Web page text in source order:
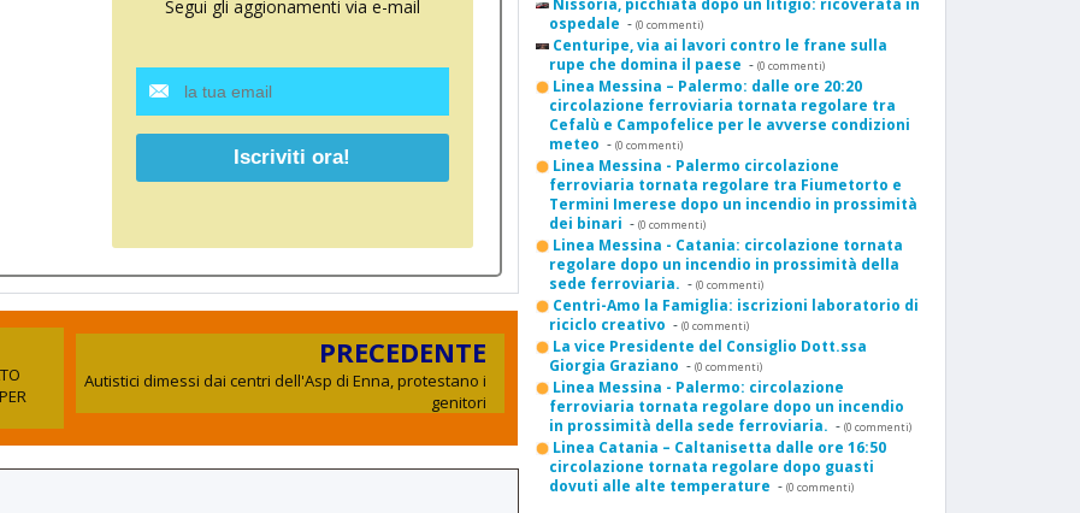
Segui gli aggionamenti via e-mail
PRECEDENTE
Autistici dimessi dai centri dell'Asp di Enna, protestano i
genitori
Nissoria, picchiata dopo un litigio: ricoverata in
ospedale - (0 commenti)
Centuripe, via ai lavori contro le frane sulla
rupe che domina il paese - (0 commenti)
Linea Messina – Palermo: dalle ore 20:20
circolazione ferroviaria tornata regolare tra
Cefalù e Campofelice per le avverse condizioni
meteo - (0 commenti)
Linea Messina - Palermo circolazione
ferroviaria tornata regolare tra Fiumetorto e
Termini Imerese dopo un incendio in prossimità
dei binari - (0 commenti)
Linea Messina - Catania: circolazione tornata
regolare dopo un incendio in prossimità della
sede ferroviaria. - (0 commenti)
Centri-Amo la Famiglia: iscrizioni laboratorio di
riciclo creativo - (0 commenti)
La vice Presidente del Consiglio Dott.ssa
Giorgia Graziano - (0 commenti)
Linea Messina - Palermo: circolazione
ferroviaria tornata regolare dopo un incendio
in prossimità della sede ferroviaria. - (0 commenti)
Linea Catania – Caltanisetta dalle ore 16:50
circolazione tornata regolare dopo guasti
dovuti alle alte temperature - (0 commenti)